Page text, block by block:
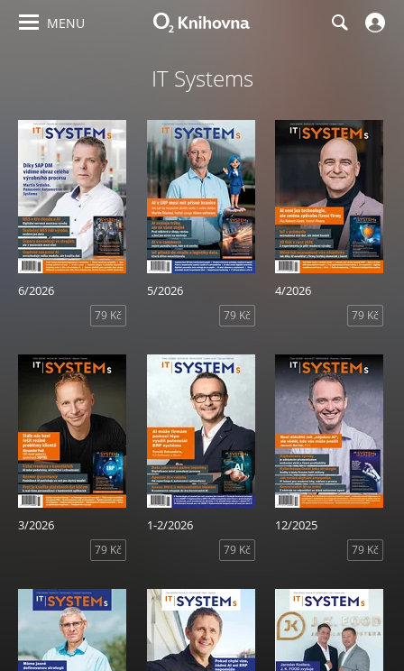
MENU
IT Systems
6/2026
79 Kč
5/2026
79 Kč
4/2026
79 Kč
3/2026
79 Kč
1-2/2026
79 Kč
12/2025
79 Kč